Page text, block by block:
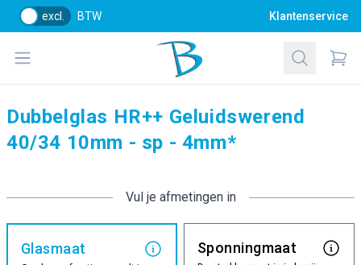
excl. BTW Klantenservice
Open menu
Bol Glascentrum B.V.
Zoeken
Dubbelglas HR++ Geluidswerend
40/34 10mm - sp - 4mm*
Vul je afmetingen in
Glasmaat Sponningmaat